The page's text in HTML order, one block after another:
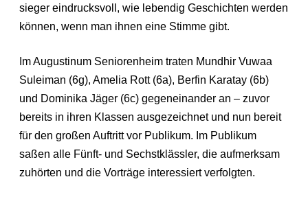
sieger eindrucksvoll, wie lebendig Geschichten werden
können, wenn man ihnen eine Stimme gibt.
Im Augustinum Seniorenheim traten Mundhir Vuwaa
Suleiman (6g), Amelia Rott (6a), Berfin Karatay (6b)
und Dominika Jäger (6c) gegeneinander an – zuvor
bereits in ihren Klassen ausgezeichnet und nun bereit
für den großen Auftritt vor Publikum. Im Publikum
saßen alle Fünft- und Sechstklässler, die aufmerksam
zuhörten und die Vorträge interessiert verfolgten.